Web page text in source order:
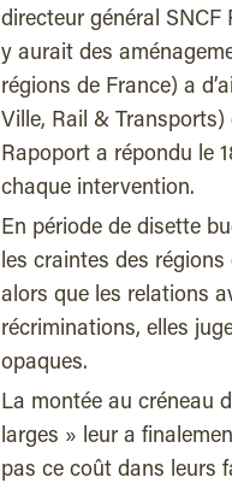
directeur général SNCF
y aurait des
régions de France) a
Ville, Rail & Transports)
Rapoport a répondu le
chaque intervention.
En période de disette
les craintes des
alors que les relations
récriminations, elles
opaques.
La montée au créneau
larges » leur a
pas ce coût dans leurs